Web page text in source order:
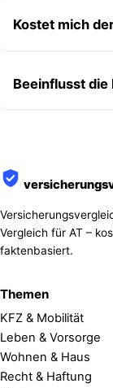
Kostet mich
Beeinflusst die
Vergleich für AT –
faktenbasiert.
Themen
KFZ & Mobilität
Leben & Vorsorge
Wohnen & Haus
Recht & Haftung